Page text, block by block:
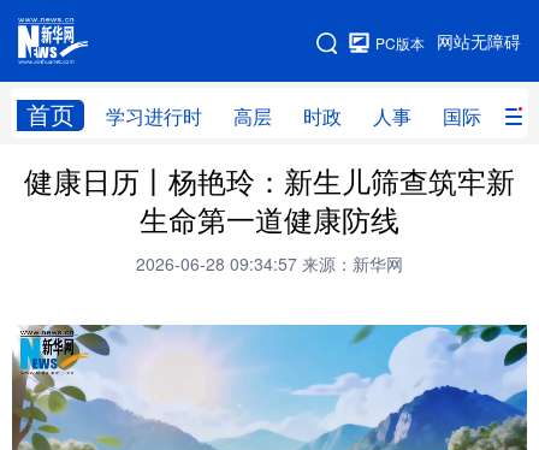
网站无障碍
PC版本
首页 学习进行时 高层 时政 人事 国际 财
网站地图
学习进行时 高层 时政 人事
财经 网评
科技 体育
文化 健康 军事
视频 图片 政务
健康日历丨杨艳玲：新生儿筛查筑牢新
生命第一道健康防线
2026-06-28 09:34:57 来源：新华网